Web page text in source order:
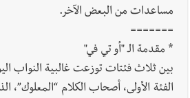
مساعدات من البعض الآخر.
=======
* مقدمة الـ "أو تي في"
بين ثلاث فئتات توزعت غالبية النواب
الفئة الأولى، أصحاب الكلام “المعلوك”،